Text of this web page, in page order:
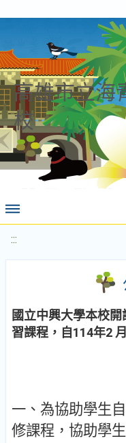
高雄市立海
校
:::
國立中興大學本校
習課程，自114年2
一 、 為協助學生
修課程 ， 協助學